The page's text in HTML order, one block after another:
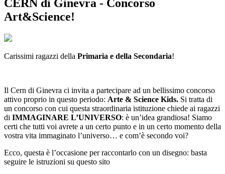
CERN di Ginevra - Concorso
Art&Science!
Carissimi ragazzi della Primaria e della Secondaria!
Il Cern di Ginevra ci invita a partecipare ad un bellissimo concorso
attivo proprio in questo periodo: Arte & Science Kids. Si tratta di
un concorso con cui questa straordinaria istituzione chiede ai ragazzi
di IMMAGINARE L’UNIVERSO: è un’idea grandiosa! Siamo
certi che tutti voi avrete a un certo punto e in un certo momento della
vostra vita immaginato l’universo… e com’è secondo voi?
Ecco, questa è l’occasione per raccontarlo con un disegno: basta
seguire le istruzioni su questo sito